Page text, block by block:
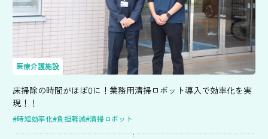
医療介護施設
床掃除の時間がほぼ0に！業務用清掃ロボット導入で効率化を実
現！！
#時短効率化#負担軽減#清掃ロボット